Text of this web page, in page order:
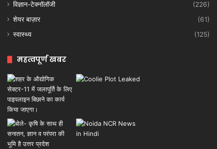
विज्ञान-टेक्नॉलॉजी
(226)
शेयर बाज़ार
(61)
स्वास्थ्य
(125)
महत्वपूर्ण खबर